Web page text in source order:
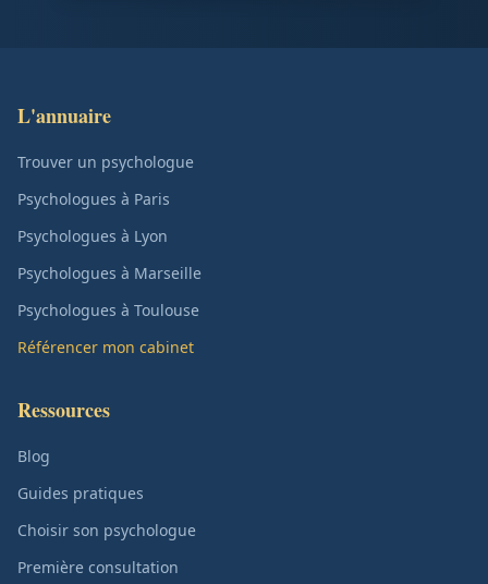
L'annuaire
Trouver un psychologue
Psychologues à Paris
Psychologues à Lyon
Psychologues à Marseille
Psychologues à Toulouse
Référencer mon cabinet
Ressources
Blog
Guides pratiques
Choisir son psychologue
Première consultation